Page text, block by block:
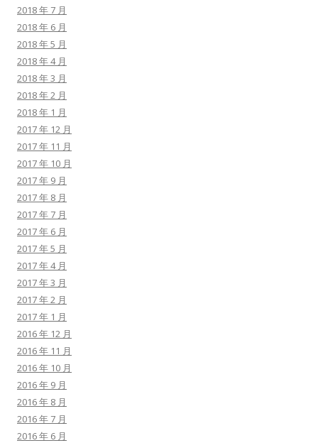
2018 年 7 月
2018 年 6 月
2018 年 5 月
2018 年 4 月
2018 年 3 月
2018 年 2 月
2018 年 1 月
2017 年 12 月
2017 年 11 月
2017 年 10 月
2017 年 9 月
2017 年 8 月
2017 年 7 月
2017 年 6 月
2017 年 5 月
2017 年 4 月
2017 年 3 月
2017 年 2 月
2017 年 1 月
2016 年 12 月
2016 年 11 月
2016 年 10 月
2016 年 9 月
2016 年 8 月
2016 年 7 月
2016 年 6 月